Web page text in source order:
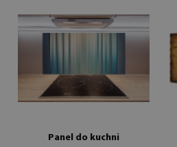
Panel do kuchni